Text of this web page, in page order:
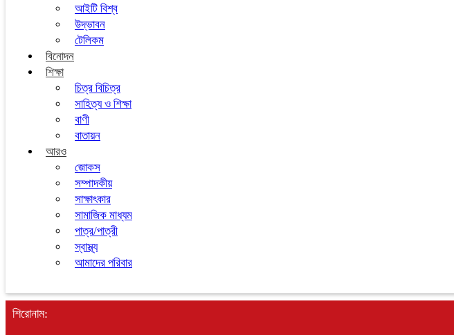
আইটি বিশ্ব
উদ্ভাবন
টেলিকম
বিনোদন
শিক্ষা
চিত্র বিচিত্র
সাহিত্য ও শিক্ষা
বাণী
বাতায়ন
আরও
জোকস
সম্পাদকীয়
সাক্ষাৎকার
সামাজিক মাধ্যম
পাত্র/পাত্রী
স্বাস্থ্য
আমাদের পরিবার
শিরোনাম: